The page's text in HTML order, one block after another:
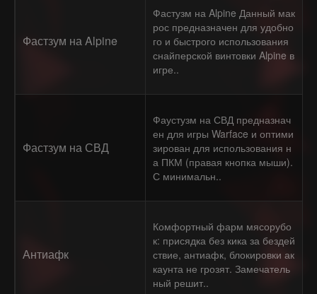
Фастзум на Alpine
Фастузм на Alpine Данный мак
рос предназначен для удобно
го и быстрого использования
снайперской винтовки Alpine в
игре..
Фастзум на СВД
Фаустузм на СВД предназнач
ен для игры Warface и оптими
зирован для использования н
а ПКМ (правая кнопка мыши).
С минимальн..
Антиафк
Комфортный фарм мясорубо
к: присядка без кика за бездей
ствие, антиафк, блокировки ак
каунта не грозят. Замечатель
ный решит..